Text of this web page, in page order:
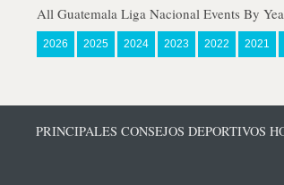
All Guatemala Liga Nacional Events By
2026 2025 2024 2023 2022 2021
PRINCIPALES CONSEJOS DEPORTIVOS